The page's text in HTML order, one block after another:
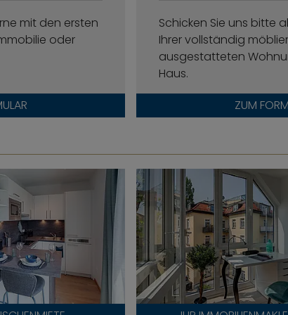
mit den ersten
oder
Schicken Sie uns bitte
Ihrer vollständig
ausgestatteten
Haus.
ZUM